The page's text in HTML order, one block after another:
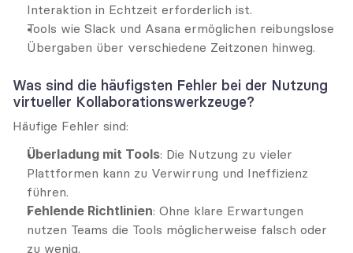
Interaktion in Echtzeit erforderlich ist.
Tools wie Slack und Asana ermöglichen reibungslose
Übergaben über verschiedene Zeitzonen hinweg.
Was sind die häufigsten Fehler bei der Nutzung
virtueller Kollaborationswerkzeuge?
Häufige Fehler sind:
Überladung mit Tools: Die Nutzung zu vieler
Plattformen kann zu Verwirrung und Ineffizienz
führen.
Fehlende Richtlinien: Ohne klare Erwartungen
nutzen Teams die Tools möglicherweise falsch oder
zu wenig.